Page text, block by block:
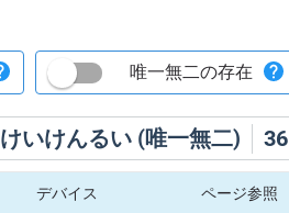
けいけんるい (唯一無二) 36
唯一無二の存在
デバイス ページ参照